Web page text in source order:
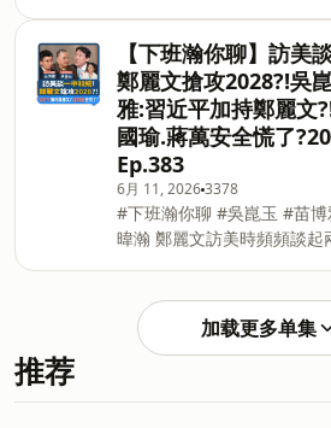
與美國官員會面遭取消與降
聞，表示一切都是空穴來風
察，美國要確保國民黨裡面
壓過親中派，所以才降低鄭
程規格。如果鄭主席真的要
選2028，幾乎等於保送賴清德
節目投資標的僅供參考，投
斷、審慎評估、自負投資風險 -- Hosting
provided
30%，對此，台北市議員鍾
測北市誰贏誰輸沒有意思，
萬安拿多少票才有意義，若
到58%的得票率，等於拿到
票。 新北市的選情，目前呈現蘇巧慧緊追
李四川的狀態，新北市議員
李四川在未來的政治攻防上
穿蘇巧慧選前選後的真面目
題、統獨議題，蘇巧慧最近
間路線，若能讓新北市民知
助。 -- Hosting provided
【下班瀚你聊】訪美
鄭麗文搶攻2028?!吳
雅:習近平加持鄭麗文
國瑜.蔣萬安全慌了
Ep.383
6月 11, 20263378
#下班瀚你聊 #吳崑玉 #苗
暐瀚 鄭麗文訪美時頻頻談起兩岸議題，表
岸論述嗎？對此，專欄作家
福斯電視台主持人Maria認
加载更多单集
推荐